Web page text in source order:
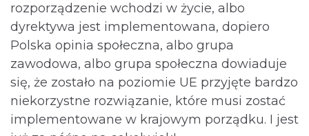
rozporządzenie wchodzi w życie, albo
dyrektywa jest implementowana, dopiero
Polska opinia społeczna, albo grupa
zawodowa, albo grupa społeczna dowiaduje
się, że zostało na poziomie UE przyjęte bardzo
niekorzystne rozwiązanie, które musi zostać
implementowane w krajowym porządku. I jest